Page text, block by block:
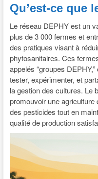
Qu’est-ce que
Le réseau DEPHY est un
plus de 3 000 fermes et
des pratiques visant à
phytosanitaires. Ces
appelés “groupes
tester, expérimenter, et
la gestion des cultures. Le
promouvoir une agriculture
des pesticides tout en
qualité de production